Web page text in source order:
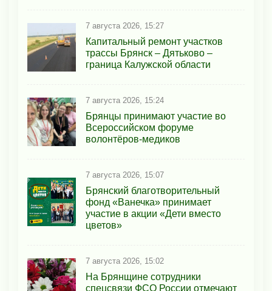
7 августа 2026, 15:27
Капитальный ремонт участков
трассы Брянск – Дятьково –
граница Калужской области
7 августа 2026, 15:24
Брянцы принимают участие во
Всероссийском форуме
волонтёров-медиков
7 августа 2026, 15:07
Брянский благотворительный
фонд «Ванечка» принимает
участие в акции «Дети вместо
цветов»
7 августа 2026, 15:02
На Брянщине сотрудники
спецсвязи ФСО России отмечают